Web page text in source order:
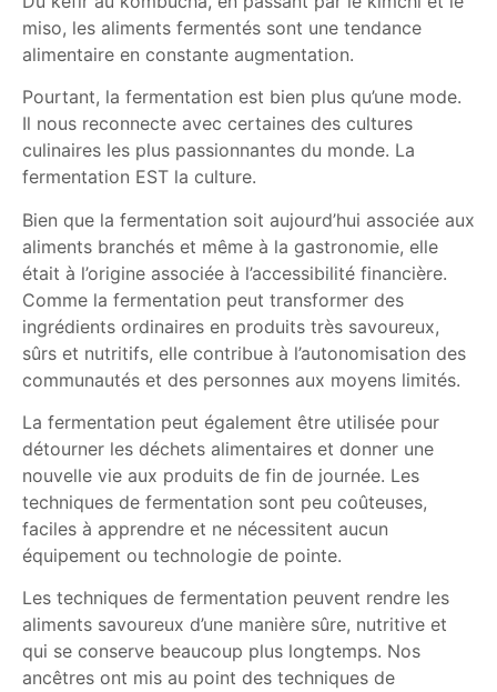
miso, les aliments fermentés sont une tendance
alimentaire en constante augmentation.
Pourtant, la fermentation est bien plus qu’une mode.
Il nous reconnecte avec certaines des cultures
culinaires les plus passionnantes du monde. La
fermentation EST la culture.
Bien que la fermentation soit aujourd’hui associée aux
aliments branchés et même à la gastronomie, elle
était à l’origine associée à l’accessibilité financière.
Comme la fermentation peut transformer des
ingrédients ordinaires en produits très savoureux,
sûrs et nutritifs, elle contribue à l’autonomisation des
communautés et des personnes aux moyens limités.
La fermentation peut également être utilisée pour
détourner les déchets alimentaires et donner une
nouvelle vie aux produits de fin de journée. Les
techniques de fermentation sont peu coûteuses,
faciles à apprendre et ne nécessitent aucun
équipement ou technologie de pointe.
Les techniques de fermentation peuvent rendre les
aliments savoureux d’une manière sûre, nutritive et
qui se conserve beaucoup plus longtemps. Nos
ancêtres ont mis au point des techniques de